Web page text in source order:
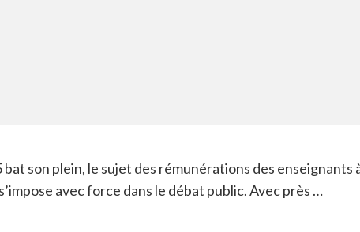
bat son plein, le sujet des rémunérations des enseignants
avec force dans le débat public. Avec près …